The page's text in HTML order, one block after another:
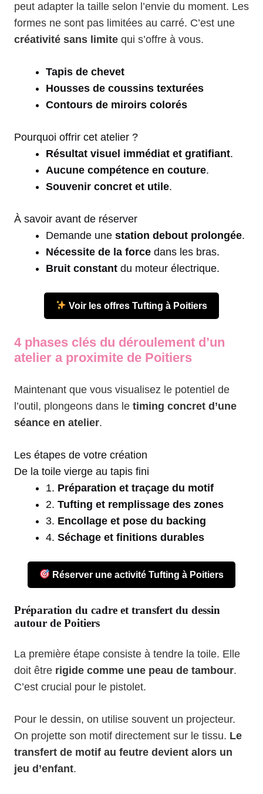
peut adapter la taille selon l’envie du moment. Les
formes ne sont pas limitées au carré. C’est une
créativité sans limite qui s’offre à vous.
Tapis de chevet
Housses de coussins texturées
Contours de miroirs colorés
Pourquoi offrir cet atelier ?
Résultat visuel immédiat et gratifiant.
Aucune compétence en couture.
Souvenir concret et utile.
À savoir avant de réserver
Demande une station debout prolongée.
Nécessite de la force dans les bras.
Bruit constant du moteur électrique.
Voir les offres Tufting à Poitiers
4 phases clés du déroulement d’un
atelier a proximite de Poitiers
Maintenant que vous visualisez le potentiel de
l’outil, plongeons dans le timing concret d’une
séance en atelier.
Les étapes de votre création
De la toile vierge au tapis fini
1. Préparation et traçage du motif
2. Tufting et remplissage des zones
3. Encollage et pose du backing
4. Séchage et finitions durables
Réserver une activité Tufting à Poitiers
Préparation du cadre et transfert du dessin
autour de Poitiers
La première étape consiste à tendre la toile. Elle
doit être rigide comme une peau de tambour.
C’est crucial pour le pistolet.
Pour le dessin, on utilise souvent un projecteur.
On projette son motif directement sur le tissu. Le
transfert de motif au feutre devient alors un
jeu d’enfant.